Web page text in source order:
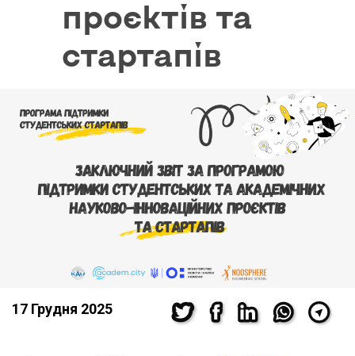
проєктів та
стартапів
17 Грудня 2025